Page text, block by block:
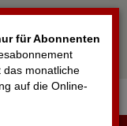
für Abonnenten
das monatliche
auf die Online-